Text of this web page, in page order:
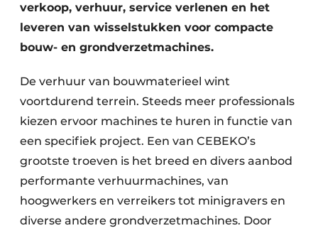
verkoop, verhuur, service verlenen en het
leveren van wisselstukken voor compacte
bouw- en grondverzetmachines.
De verhuur van bouwmaterieel wint
voortdurend terrein. Steeds meer professionals
kiezen ervoor machines te huren in functie van
een specifiek project. Een van CEBEKO’s
grootste troeven is het breed en divers aanbod
performante verhuurmachines, van
hoogwerkers en verreikers tot minigravers en
diverse andere grondverzetmachines. Door